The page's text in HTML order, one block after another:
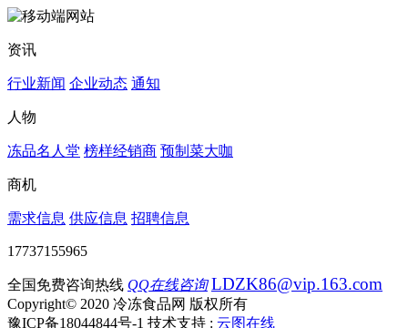
资讯
行业新闻 企业动态 通知
人物
冻品名人堂 榜样经销商 预制菜大咖
商机
需求信息 供应信息 招聘信息
17737155965
全国免费咨询热线 QQ在线咨询 LDZK86@vip.163.com
Copyright© 2020 冷冻食品网 版权所有
豫ICP备18044844号-1 技术支持 : 云图在线